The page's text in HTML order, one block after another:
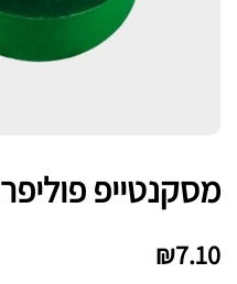
מסקנטייפ
₪7.10